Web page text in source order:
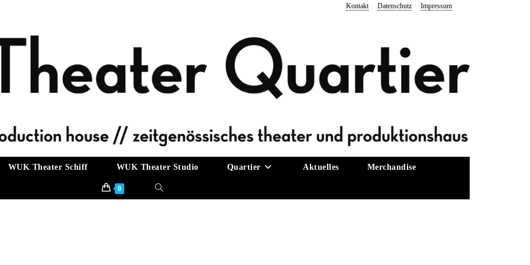
Kontakt Datenschutz Impressum
WUK Theater Schiff WUK Theater Studio Quartier Aktuelles Merchandise
0 Website-